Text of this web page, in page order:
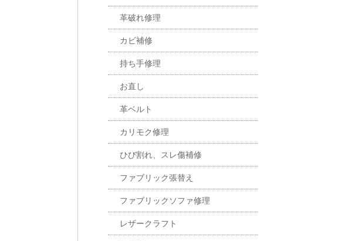
革破れ修理
カビ補修
持ち手修理
お直し
革ベルト
カリモク修理
ひび割れ、スレ傷補修
ファブリック張替え
ファブリックソファ修理
レザークラフト